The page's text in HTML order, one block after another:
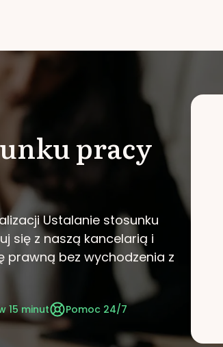
pracy
Ustalanie stosunku
się z naszą kancelarią i
bez wychodzenia z
15 minut Pomoc 24/7